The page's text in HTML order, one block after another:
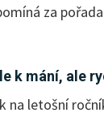
za
k mání, ale
na letošní